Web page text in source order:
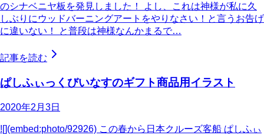
のシナベニヤ板を発見しました！ よし、これは神様が私に久
しぶりにウッドバーニングアートをやりなさい！と言うお告げ
に違いない！ と普段は神様なんかまるで…
記事を読む
ぱしふぃっくびいなすのギフト商品用イラスト
2020年2月3日
![](embed:photo/92926) この春から日本クルーズ客船 ぱしふぃ